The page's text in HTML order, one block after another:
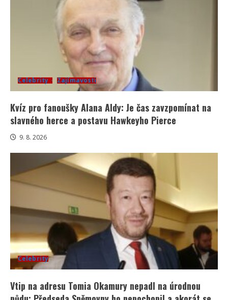
Celebrity Zajímavosti
Kvíz pro fanoušky Alana Aldy: Je čas zavzpomínat na
slavného herce a postavu Hawkeyho Pierce
9. 8. 2026
Celebrity
Vtip na adresu Tomia Okamury nepadl na úrodnou